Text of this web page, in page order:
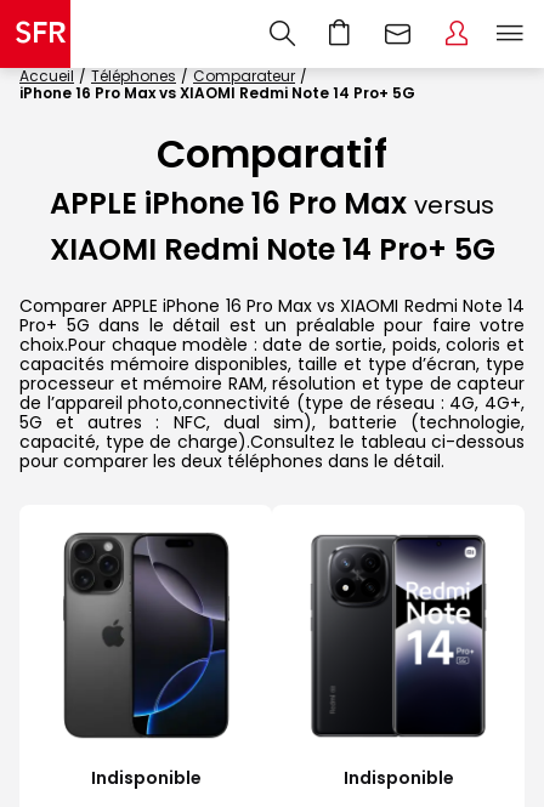
Accueil Téléphones
Comparateur
iPhone 16 Pro Max vs XIAOMI Redmi Note 14 Pro+ 5G
Comparatif
APPLE iPhone 16 Pro Max versus
XIAOMI Redmi Note 14 Pro+ 5G
Comparer APPLE iPhone 16 Pro Max vs XIAOMI Redmi Note 14
Pro+ 5G dans le détail est un préalable pour faire votre
choix.Pour chaque modèle : date de sortie, poids, coloris et
capacités mémoire disponibles, taille et type d’écran, type
processeur et mémoire RAM, résolution et type de capteur
de l’appareil photo,connectivité (type de réseau : 4G, 4G+,
5G et autres : NFC, dual sim), batterie (technologie,
capacité, type de charge).Consultez le tableau ci-dessous
pour comparer les deux téléphones dans le détail.
Indisponible
Indisponible